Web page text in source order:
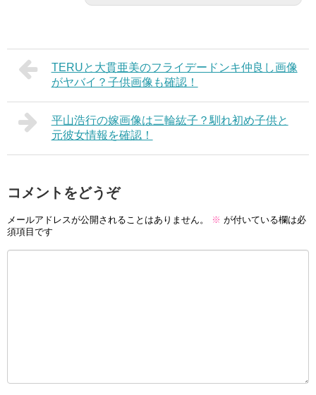
TERUと大貫亜美のフライデードンキ仲良し画像
がヤバイ？子供画像も確認！
平山浩行の嫁画像は三輪紘子？馴れ初め子供と
元彼女情報を確認！
コメントをどうぞ
メールアドレスが公開されることはありません。 ※ が付いている欄は必
須項目です